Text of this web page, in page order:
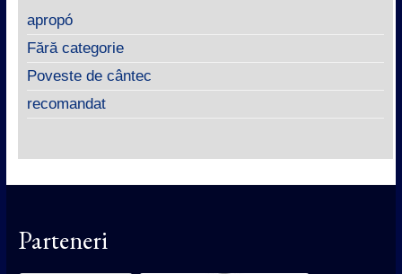
apropó
Fără categorie
Poveste de cântec
recomandat
Parteneri